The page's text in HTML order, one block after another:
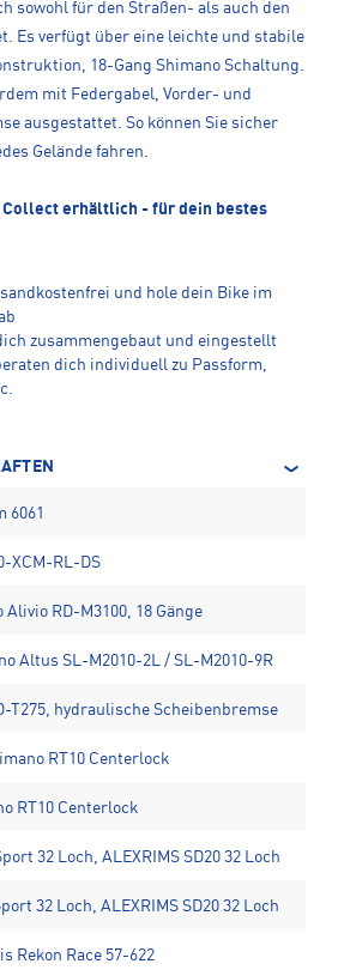
sowohl für den Straßen- als auch den
Es verfügt über eine leichte und stabile
18-Gang Shimano Schaltung.
mit Federgabel, Vorder- und
ausgestattet. So können Sie sicher
Gelände fahren.
Collect erhältlich - für dein bestes
und hole dein Bike im
zusammengebaut und eingestellt
dich individuell zu Passform,
6061
XCM-RL-DS
RD-M3100, 18 Gänge
Altus SL-M2010-2L / SL-M2010-9R
T275, hydraulische Scheibenbremse
RT10 Centerlock
RT10 Centerlock
32 Loch, ALEXRIMS SD20 32 Loch
32 Loch, ALEXRIMS SD20 32 Loch
Rekon Race 57-622